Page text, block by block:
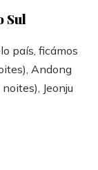
Sul
país, ficámos
Andong
Jeonju